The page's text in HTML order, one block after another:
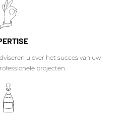
u over het succes van uw
projecten.